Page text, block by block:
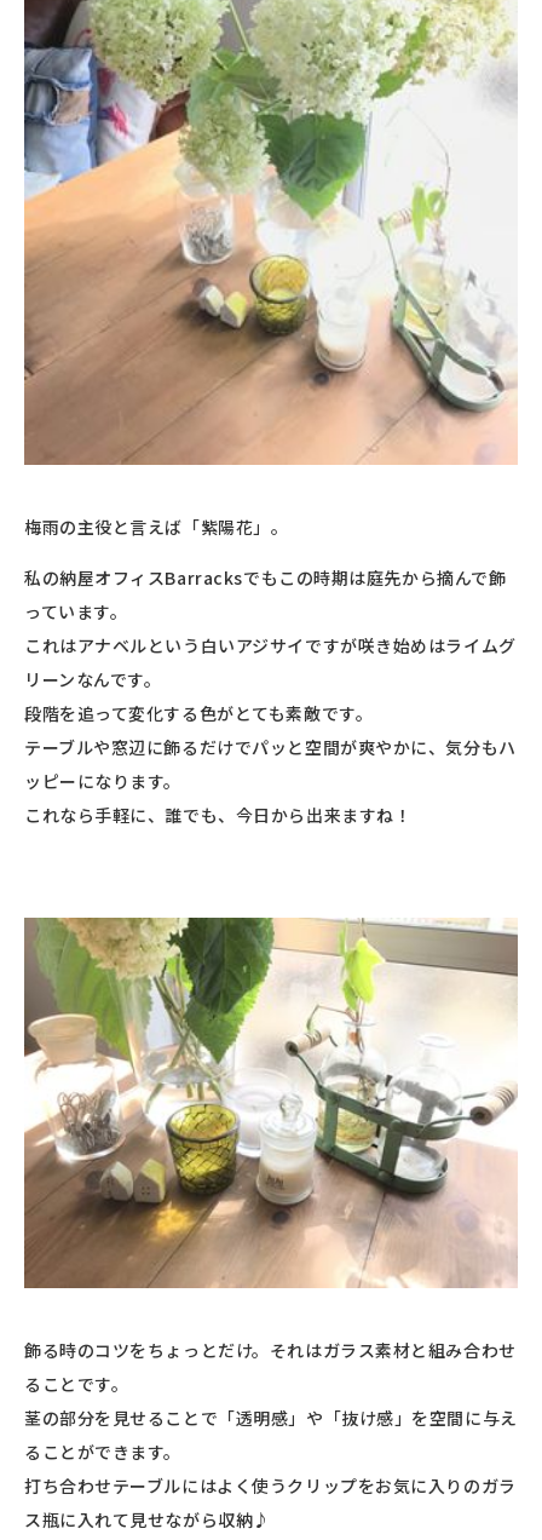
梅雨の主役と言えば「紫陽花」。
私の納屋オフィスBarracksでもこの時期は庭先から摘んで飾
っています。
これはアナベルという白いアジサイですが咲き始めはライムグ
リーンなんです。
段階を追って変化する色がとても素敵です。
テーブルや窓辺に飾るだけでパッと空間が爽やかに、気分もハ
ッピーになります。
これなら手軽に、誰でも、今日から出来ますね！
飾る時のコツをちょっとだけ。それはガラス素材と組み合わせ
ることです。
茎の部分を見せることで「透明感」や「抜け感」を空間に与え
ることができます。
打ち合わせテーブルにはよく使うクリップをお気に入りのガラ
ス瓶に入れて見せながら収納♪